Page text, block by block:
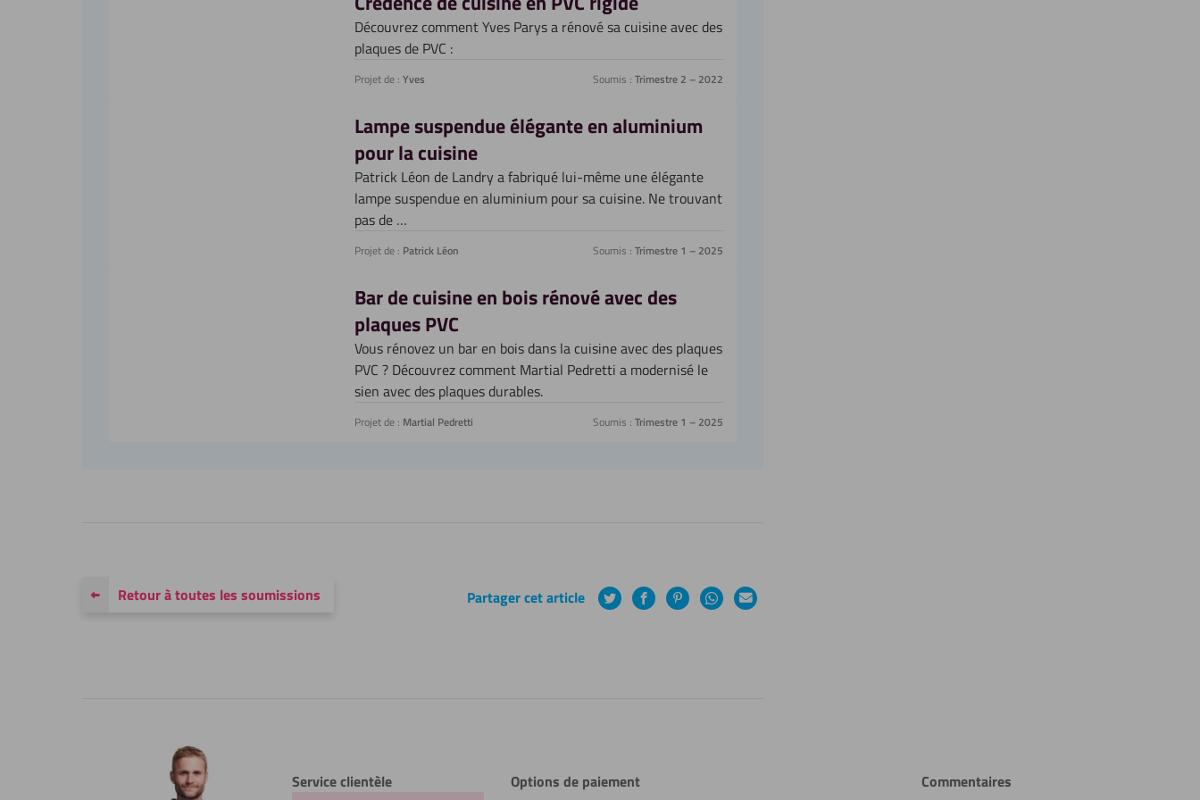
Découvrez comment Yves Parys a rénové sa cuisine avec des
plaques de PVC :
Projet de : Yves Soumis : Trimestre 2 – 2022
Lampe suspendue élégante en aluminium
pour la cuisine
Patrick Léon de Landry a fabriqué lui-même une élégante
lampe suspendue en aluminium pour sa cuisine. Ne trouvant
pas de …
Projet de : Patrick Léon Soumis : Trimestre 1 – 2025
Bar de cuisine en bois rénové avec des
plaques PVC
Vous rénovez un bar en bois dans la cuisine avec des plaques
PVC ? Découvrez comment Martial Pedretti a modernisé le
sien avec des plaques durables.
Projet de : Martial Pedretti Soumis : Trimestre 1 – 2025
Retour à toutes les soumissions Partager cet article TwitterFacebookPinterestWhatsAppCourrier
Service clientèle
Options de paiement Commentaires